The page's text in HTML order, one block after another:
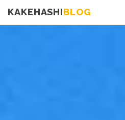
KAKEHASHIBLOG